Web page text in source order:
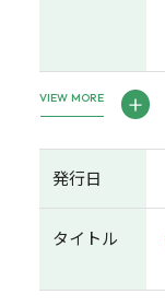
VIEW MORE
発行日
タイトル